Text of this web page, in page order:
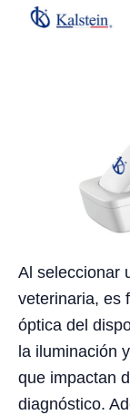
Al seleccionar
veterinaria, es
óptica del
la iluminación
que impactan
diagnóstico.